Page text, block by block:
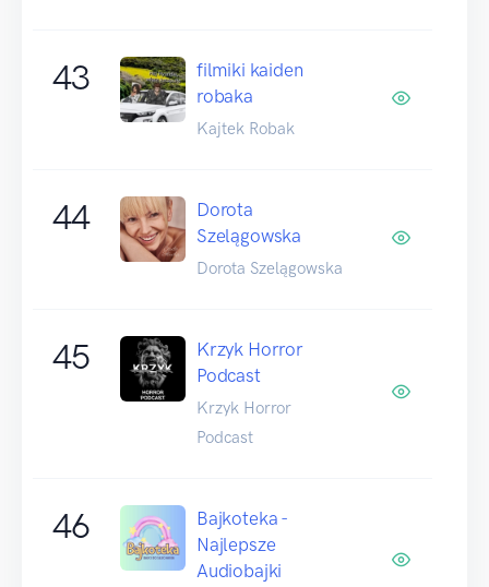
43
filmiki kaiden
robaka
Kajtek Robak
44
Dorota
Szelągowska
Dorota Szelągowska
45
Krzyk Horror
Podcast
Krzyk Horror
Podcast
46
Bajkoteka -
Najlepsze
Audiobajki